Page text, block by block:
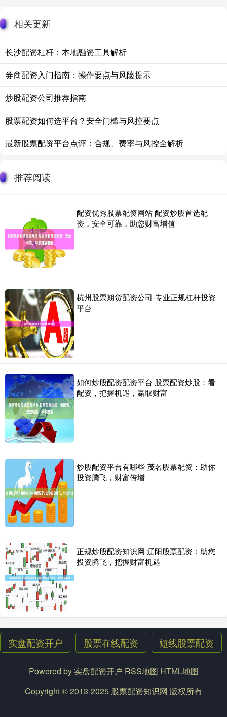
相关更新
长沙配资杠杆：本地融资工具解析
券商配资入门指南：操作要点与风险提示
炒股配资公司推荐指南
股票配资如何选平台？安全门槛与风控要点
最新股票配资平台点评：合规、费率与风控全解析
推荐阅读
配资优秀股票配资网站 配资炒股首选配
资，安全可靠，助您财富增值
杭州股票期货配资公司-专业正规杠杆投资
平台
如何炒股配资配资平台 股票配资炒股：看
配资，把握机遇，赢取财富
炒股配资平台有哪些 茂名股票配资：助你
投资腾飞，财富倍增
正规炒股配资知识网 辽阳股票配资：助您
投资腾飞，把握财富机遇
实盘配资开户 股票在线配资 短线股票配资
Powered by 实盘配资开户 RSS地图 HTML地图
Copyright© 2013-2025 股票配资知识网 版权所有